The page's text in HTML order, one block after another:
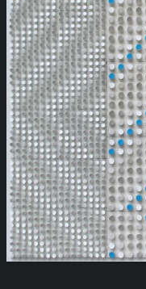
EXPOSITIONS
CONTACTS